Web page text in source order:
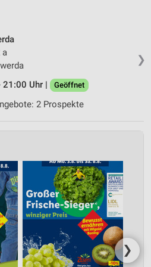
❯
21:00 Uhr |
Geöffnet
2 Prospekte
❯